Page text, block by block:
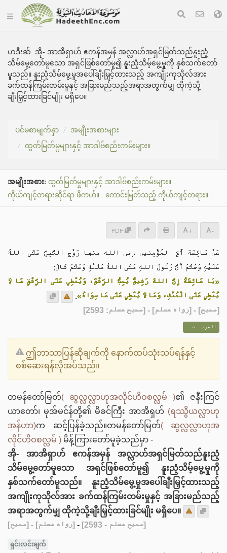
ဟဒီးဆ်: အို- အာအိရှာဟ် ဧကန်အမှန် အလ္လာဟ်အရှင်မြတ်သည်နူးညံ့
သိမ်မွေ့တော်မူသော အရှင်ဖြစ်တော်မူ၍ နူးညံ့သိမ့်မွေ့မှုကို နှစ်သက်တော်
မူသည်။ နူးညံ့သိမ်မွေ့မှုအပေါ်ချီးမြှင့်ထားသည့် အကျိုးကုသိုလ်အား
ခက်ထန်ကြမ်းတမ်းမှုနှင့် အခြားမည်သည့်အရာအတွက်မျှ ထိုကဲ့သို့
ချီးမြှင့်ထားခြင်မျိုး မရှိပေ။
ပင်မစာမျက်နှာ
အမျိုးအစားများ
ထွတ်မြတ်မှုများနှင့် အာဒါဗ်စည်းကမ်းများ။
အမျိုးအစား: ထွတ်မြတ်မှုများနှင့် အာဒါဗ်စည်းကမ်းများ။ .
ကိုယ်ကျင့်တရားဆိုင်ရာ ဖိကဟ်။ . ကောင်းမြတ်သည့် ကိုယ်ကျင့်တရား။ .
PDF + -
عَنْ عَائِشَةَ أُمِّ المُؤْمِنين رضي الله عنها زَوْجِ النَّبِيِّ صَلَّى اللهُ
عَلَيْهِ وَسَلَّمَ أَنَّ رَسُولَ اللهِ صَلَّى اللهُ عَلَيْهِ وَسَلَّمَ قَالَ:
«يَا عَائِشَةُ إِنَّ اللهَ رَفِيقٌ يُحِبُّ الرِّفْقَ، وَيُعْطِي عَلَى الرِّفْقِ مَا لَا
يُعْطِي عَلَى الْعُنْفِ، وَمَا لَا يُعْطِي عَلَى مَا سِوَاهُ».
[صحيح] - [رواه مسلم] - [صحيح مسلم: 2593]
المزيــد ...
ဤဘာသာပြန်ဆိုချက်ကို နောက်ထပ်သုံးသပ်ရန်နှင့်
စစ်ဆေးရန်လိုအပ်သည်။.
တမန်တော်မြတ်( ဆွလ္လလ္လာဟုအလိုင်ဟိဝစလ္လမ် )၏ ဇနီးကြင်
ယာတော်၊ မုအ်မင်န်တို့၏ မိခင်ကြီး အာအိရှဟ် (ရဿွိယလ္လာဟု
အန်ဟာ)က ဆင့်ပြန်ခဲ့သည်။တမန်တော်မြတ်( ဆွလ္လလ္လာဟုအ
လိုင်ဟိဝစလ္လမ် ) မိန့်ကြားတော်မူခဲ့သည်မှာ -
အို- အာအိရှာဟ် ဧကန်အမှန် အလ္လာဟ်အရှင်မြတ်သည်နူးညံ့
သိမ်မွေ့တော်မူသော အရှင်ဖြစ်တော်မူ၍ နူးညံ့သိမ့်မွေ့မှုကို
နှစ်သက်တော်မူသည်။ နူးညံ့သိမ်မွေ့မှုအပေါ်ချီးမြှင့်ထားသည့်
အကျိုးကုသိုလ်အား ခက်ထန်ကြမ်းတမ်းမှုနှင့် အခြားမည်သည့်
အရာအတွက်မျှ ထိုကဲ့သို့ချီးမြှင့်ထားခြင်မျိုး မရှိပေ။
[صحيح]
- [رواه مسلم] - [صحيح مسلم - 2593]
ရှင်းလင်းချက်